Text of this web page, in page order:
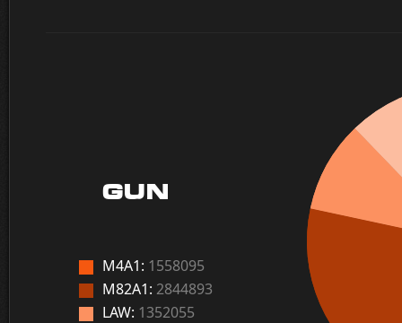
GUN
M4A1: 1558095
M82A1: 2844893
LAW: 1352055